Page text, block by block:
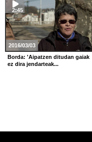
2016/03/03
2:45
Borda: 'Aipatzen ditudan gaiak
ez dira jendarteak...